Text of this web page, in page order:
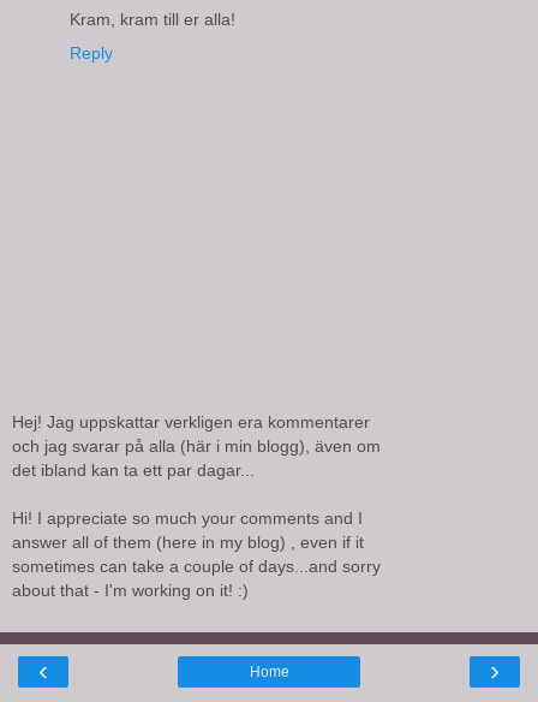
Kram, kram till er alla!
Reply
Hej! Jag uppskattar verkligen era kommentarer
och jag svarar på alla (här i min blogg), även om
det ibland kan ta ett par dagar...
Hi! I appreciate so much your comments and I
answer all of them (here in my blog) , even if it
sometimes can take a couple of days...and sorry
about that - I'm working on it! :)
‹ ›
Home